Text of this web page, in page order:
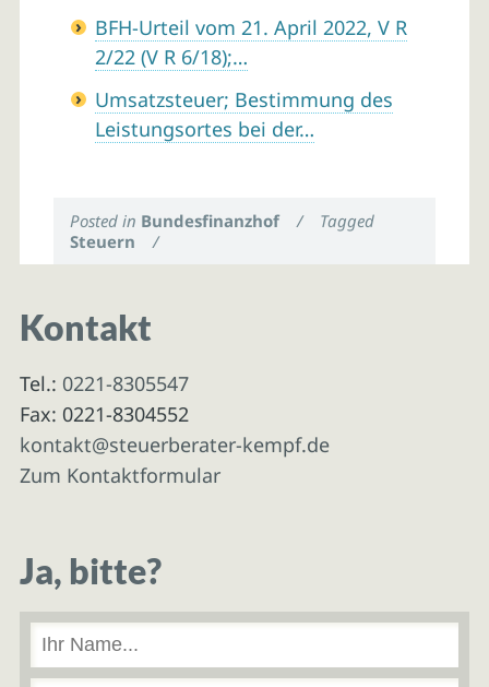
BFH-Urteil vom 21. April 2022, V R
2/22 (V R 6/18);…
Umsatzsteuer; Bestimmung des
Leistungsortes bei der…
Posted in Bundesfinanzhof /
Tagged
Steuern
/
Kontakt
Tel.: 0221-8305547
Fax: 0221-8304552
kontakt@steuerberater-kempf.de
Zum Kontaktformular
Ja, bitte?